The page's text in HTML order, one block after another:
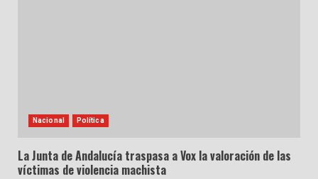
Nacional Política
La Junta de Andalucía traspasa a Vox la valoración de las
víctimas de violencia machista